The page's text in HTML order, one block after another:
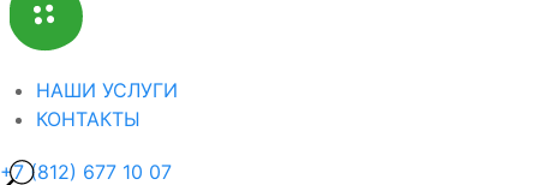
НАШИ УСЛУГИ
КОНТАКТЫ
+7 (812) 677 10 07